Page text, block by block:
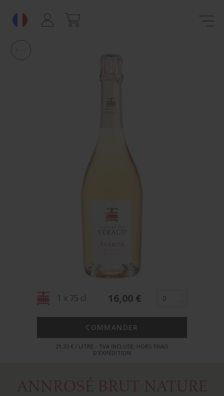
1 x 75 cl 16,00 €
COMMANDER
21,33 € / LITRE - TVA INCLUSE, HORS FRAIS
D'EXPÉDITION
ANNROSÉ BRUT NATURE